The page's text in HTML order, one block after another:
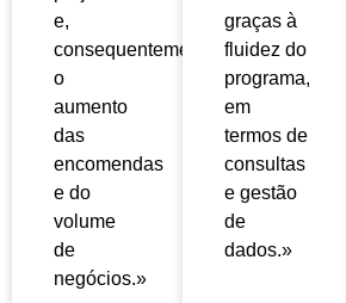
e,
consequentemente,
o
aumento
das
encomendas
e do
volume
de
negócios.»
graças à
fluidez do
programa,
em
termos de
consultas
e gestão
de
dados.»